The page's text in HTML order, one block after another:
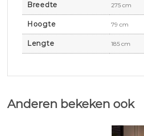
Breedte 275 cm
Hoogte 79 cm
Lengte 185 cm
Anderen bekeken ook